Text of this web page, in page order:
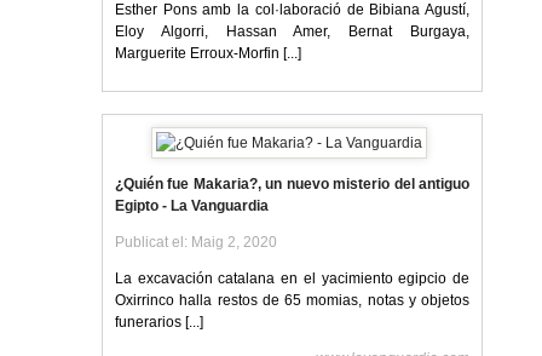
Esther Pons amb la col·laboració de Bibiana Agustí,
Eloy Algorri, Hassan Amer, Bernat Burgaya,
Marguerite Erroux-Morfin [...]
¿Quién fue Makaria?, un nuevo misterio del antiguo
Egipto - La Vanguardia
Publicat el: Maig 2, 2020
La excavación catalana en el yacimiento egipcio de
Oxirrinco halla restos de 65 momias, notas y objetos
funerarios [...]